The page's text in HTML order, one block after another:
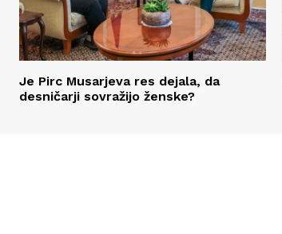
Je Pirc Musarjeva res dejala, da
desničarji sovražijo ženske?